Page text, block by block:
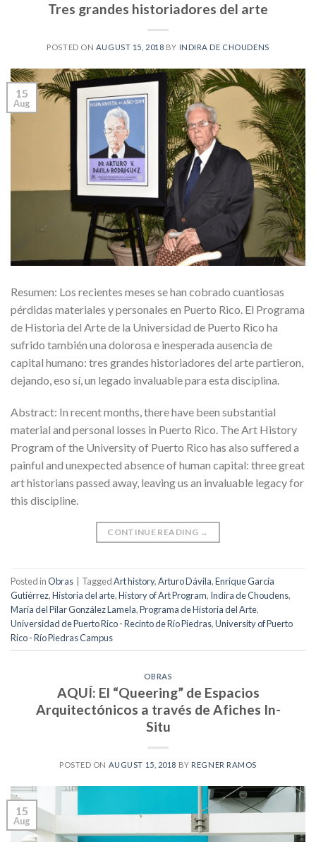
Tres grandes historiadores del arte
POSTED ON AUGUST 15, 2018 BY INDIRA DE CHOUDENS
15
Aug
Resumen: Los recientes meses se han cobrado cuantiosas
pérdidas materiales y personales en Puerto Rico. El Programa
de Historia del Arte de la Universidad de Puerto Rico ha
sufrido también una dolorosa e inesperada ausencia de
capital humano: tres grandes historiadores del arte partieron,
dejando, eso sí, un legado invaluable para esta disciplina.
Abstract: In recent months, there have been substantial
material and personal losses in Puerto Rico. The Art History
Program of the University of Puerto Rico has also suffered a
painful and unexpected absence of human capital: three great
art historians passed away, leaving us an invaluable legacy for
this discipline.
CONTINUE READING →
Posted inObras TaggedArt history,Arturo Dávila,Enrique García
Gutiérrez,Historia del arte,History of Art Program, Indira de Choudens,
María del Pilar González Lamela,Programa de Historia del Arte,
Universidad de Puerto Rico - Recinto de Río Piedras,University of Puerto
Rico - Río Piedras Campus
OBRAS
AQUÍ: El “Queering” de Espacios
Arquitectónicos a través de Afiches In-
Situ
POSTED ON AUGUST 15, 2018 BY REGNER RAMOS
15
Aug